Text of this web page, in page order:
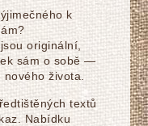
k
originální,
sám o sobě —
života.
textů
Nabídku